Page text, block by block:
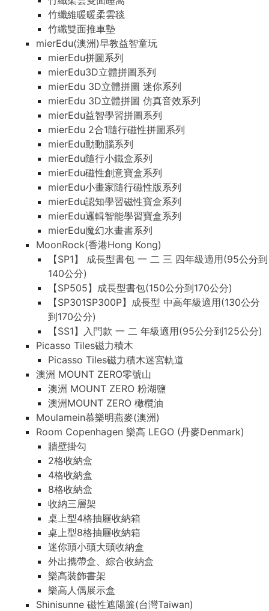
竹纖維暖暖柔雲毯
竹纖雙面推車墊
mierEdu(澳洲)早教益智童玩
mierEdu拼圖系列
mierEdu3D立體拼圖系列
mierEdu 3D立體拼圖 迷你系列
mierEdu 3D立體拼圖 仿真音效系列
mierEdu益智學習拼圖系列
mierEdu 2合1隨行磁性拼圖系列
mierEdu動動腦系列
mierEdu隨行小鐵盒系列
mierEdu磁性創意寶盒系列
mierEdu小畫家隨行磁性版系列
mierEdu認知學習磁性寶盒系列
mierEdu邏輯智能學習寶盒系列
mierEdu魔幻水畫書系列
MoonRock(香港Hong Kong)
【SP1】 成長型書包 一 二 三 四年級適用(95公分到
140公分)
【SP505】成長型書包(150公分到170公分)
【SP301SP300P】成長型 中高年級適用(130公分
到170公分)
【SS1】入門款 一 二 年級適用(95公分到125公分)
Picasso Tiles磁力積木
Picasso Tiles磁力積木迷宮軌道
澳洲 MOUNT ZERO零號山
澳洲 MOUNT ZERO 粉湖鹽
澳洲MOUNT ZERO 橄欖油
Moulamein慕樂明燕麥(澳洲)
Room Copenhagen 樂高 LEGO (丹麥Denmark)
牆壁掛勾
2格收納盒
4格收納盒
8格收納盒
收納三層架
桌上型4格抽屜收納箱
桌上型8格抽屜收納箱
迷你頭小頭大頭收納盒
外出攜帶盒、綜合收納盒
樂高裝飾書架
樂高人偶展示盒
Shinisunne 磁性遮陽簾(台灣Taiwan)